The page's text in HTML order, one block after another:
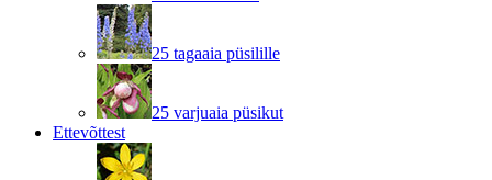
25 tagaaia püsilille
25 varjuaia püsikut
Ettevõttest